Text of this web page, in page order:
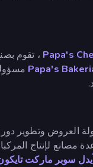
Papa's ، تقوم
Papa's
العروض وتطوير دور
مصانع لإنتاج
سوبر ماركت